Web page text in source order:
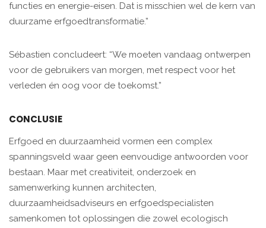
functies en energie-eisen. Dat is misschien wel de kern van
duurzame erfgoedtransformatie.”
Sébastien concludeert: “We moeten vandaag ontwerpen
voor de gebruikers van morgen, met respect voor het
verleden én oog voor de toekomst.”
CONCLUSIE
Erfgoed en duurzaamheid vormen een complex
spanningsveld waar geen eenvoudige antwoorden voor
bestaan. Maar met creativiteit, onderzoek en
samenwerking kunnen architecten,
duurzaamheidsadviseurs en erfgoedspecialisten
samenkomen tot oplossingen die zowel ecologisch